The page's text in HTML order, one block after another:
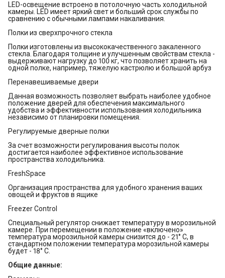
LED-освещение встроено в потолочную часть холодильной
камеры. LED имеет яркий свет и больший срок службы по
сравнению с обычными лампами накаливания.
Полки из сверхпрочного стекла
Полки изготовлены из высококачественного закаленного
стекла. Благодаря толщине и улучшенным свойствам стекла -
выдерживают нагрузку до 100 кг, что позволяет хранить на
одной полке, например, тяжелую кастрюлю и большой арбуз
Перенавешиваемые двери
Данная возможность позволяет выбрать наиболее удобное
положение дверей для обеспечения максимального
удобства и эффективности использования холодильника
независимо от планировки помещения.
Регулируемые дверные полки
За счет возможности регулирования высоты полок
достигается наиболее эффективное использование
пространства холодильника.
FreshSpace
Организация пространства для удобного хранения ваших
овощей и фруктов в ящике
Freezer Control
Специальный регулятор снижает температуру в морозильной
камере. При перемещении в положение «включено»
температура морозильной камеры снизится до - 21° С, в
стандартном положении температура морозильной камеры
будет - 18° С.
Общие данные: